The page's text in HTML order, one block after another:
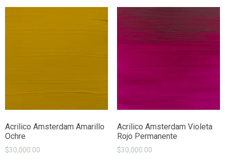
Acrilico Amsterdam Amarillo
Ochre
$30,000.00
Acrilico Amsterdam Violeta
Rojo Permanente
$30,000.00